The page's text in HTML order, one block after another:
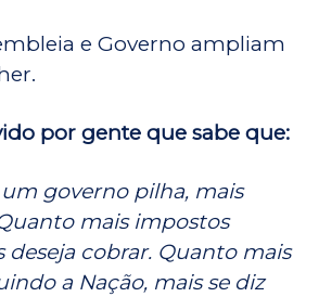
e Governo ampliam
por gente que sabe que:
governo pilha, mais
mais impostos
deseja cobrar. Quanto mais
a Nação, mais se diz